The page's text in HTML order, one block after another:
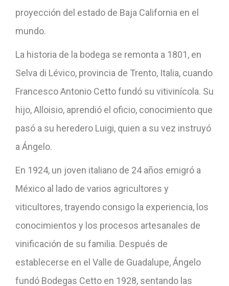
proyección del estado de Baja California en el
mundo.
La historia de la bodega se remonta a 1801, en
Selva di Lévico, provincia de Trento, Italia, cuando
Francesco Antonio Cetto fundó su vitivinícola. Su
hijo, Alloisio, aprendió el oficio, conocimiento que
pasó a su heredero Luigi, quien a su vez instruyó
a Ángelo.
En 1924, un joven italiano de 24 años emigró a
México al lado de varios agricultores y
viticultores, trayendo consigo la experiencia, los
conocimientos y los procesos artesanales de
vinificación de su familia. Después de
establecerse en el Valle de Guadalupe, Ángelo
fundó Bodegas Cetto en 1928, sentando las